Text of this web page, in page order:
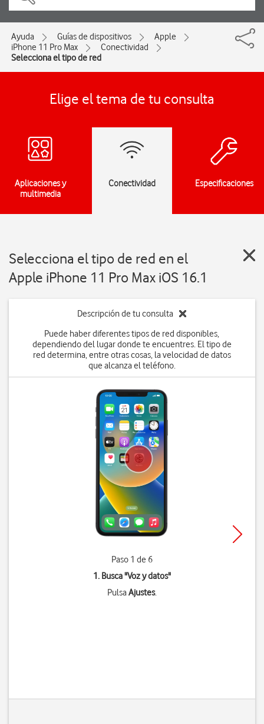
Ayuda Guías de dispositivos
Apple
iPhone 11 Pro Max
Conectividad
Selecciona el tipo de red
Elige el tema de tu consulta
Aplicaciones y
multimedia
Conectividad Especificaciones
Selecciona el tipo de red en el
Apple iPhone 11 Pro Max iOS 16.1
Descripción de tu consulta
Puede haber diferentes tipos de red disponibles,
dependiendo del lugar donde te encuentres. El tipo de
red determina, entre otras cosas, la velocidad de datos
que alcanza el teléfono.
Paso 1 de 6
1. Busca "Voz y datos"
PulsaAjustes.